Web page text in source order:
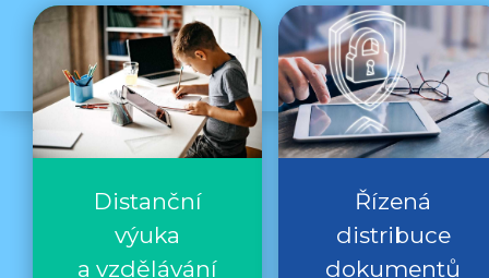
Distanční
výuka
a vzdělávání
Řízená
distribuce
dokumentů